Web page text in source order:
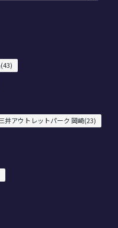
井アウトレットパーク 岡崎(23)